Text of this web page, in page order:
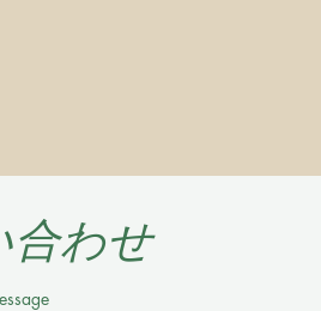
わせ